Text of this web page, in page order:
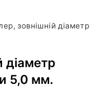
зовнішній діаметр
діаметр
5,0 мм.